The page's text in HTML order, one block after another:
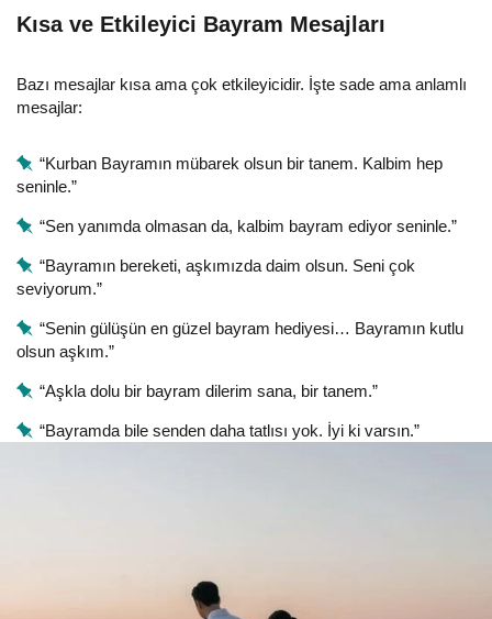
Kısa ve Etkileyici Bayram Mesajları
Bazı mesajlar kısa ama çok etkileyicidir. İşte sade ama anlamlı
mesajlar:
“Kurban Bayramın mübarek olsun bir tanem. Kalbim hep
seninle.”
“Sen yanımda olmasan da, kalbim bayram ediyor seninle.”
“Bayramın bereketi, aşkımızda daim olsun. Seni çok
seviyorum.”
“Senin gülüşün en güzel bayram hediyesi… Bayramın kutlu
olsun aşkım.”
“Aşkla dolu bir bayram dilerim sana, bir tanem.”
“Bayramda bile senden daha tatlısı yok. İyi ki varsın.”